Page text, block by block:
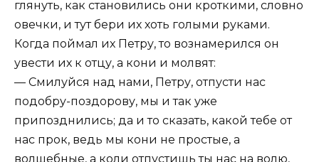
глянуть, как становились они кроткими, словно
овечки, и тут бери их хоть голыми руками.
Когда поймал их Петру, то вознамерился он
увести их к отцу, а кони и молвят:
— Смилуйся над нами, Петру, отпусти нас
подобру-поздорову, мы и так уже
припозднились; да и то сказать, какой тебе от
нас прок, ведь мы кони не простые, а
волшебные, а коли отпустишь ты нас на волю,